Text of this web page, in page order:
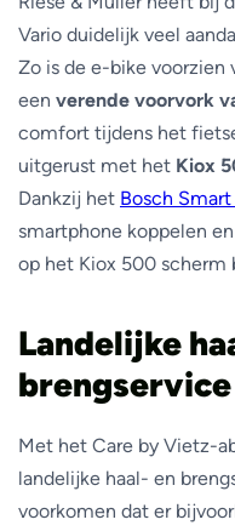
Vario duidelijk veel
Zo is de e-bike voorzien
een verende voorvork
comfort tijdens het
uitgerust met het Kiox
Dankzij het Bosch
smartphone koppelen
op het Kiox 500 scherm
Landelijke
brengservice
Met het Care by Vietz-
landelijke haal- en
voorkomen dat er